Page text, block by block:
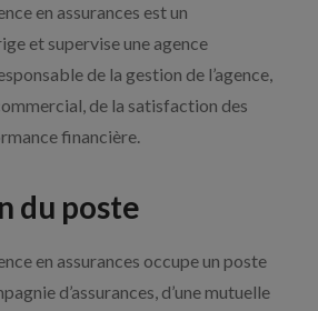
en assurances est un
et supervise une agence
de la gestion de l’agence,
de la satisfaction des
financière.
du poste
en assurances occupe un poste
d’assurances, d’une mutuelle